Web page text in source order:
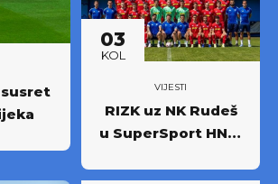
27.!
susret
03
KOL
VIJESTI
RIZK uz NK Rudeš
u SuperSport HNL-
novi iskorak među